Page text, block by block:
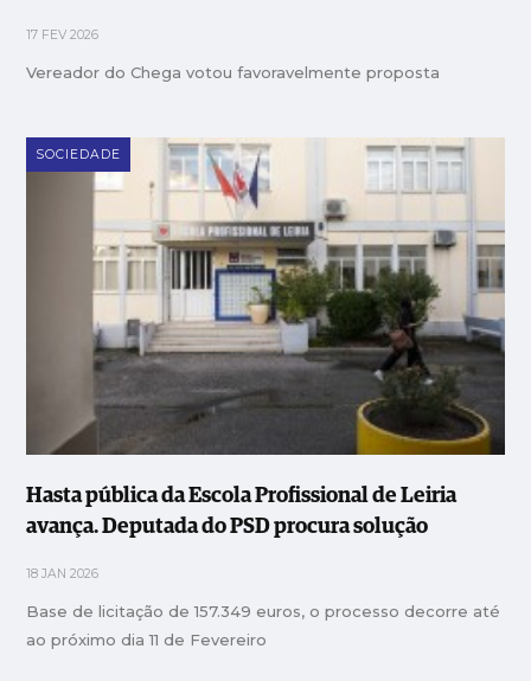
17 FEV 2026
Vereador do Chega votou favoravelmente proposta
SOCIEDADE
Hasta pública da Escola Profissional de Leiria
avança. Deputada do PSD procura solução
18 JAN 2026
Base de licitação de 157.349 euros, o processo decorre até
ao próximo dia 11 de Fevereiro